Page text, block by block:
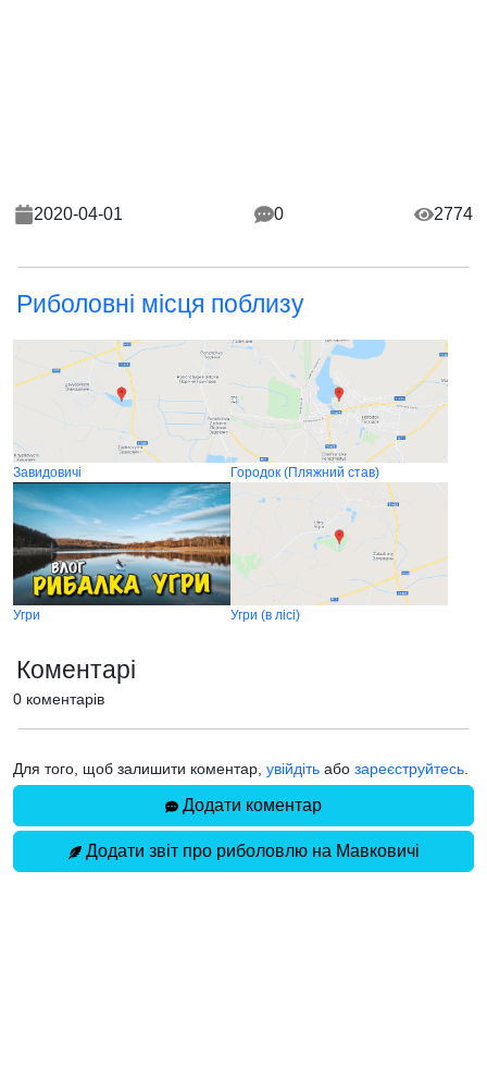
2020-04-01 0 2774
Риболовні місця поблизу
Завидовичі Городок (Пляжний став)
Угри Угри (в лісі)
Коментарі
0 коментарів
Для того, щоб залишити коментар, увійдіть або зареєструйтесь
Додати коментар
Додати звіт про риболовлю на Мавковичі